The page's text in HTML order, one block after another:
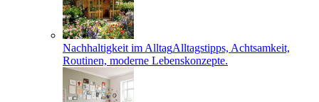
Nachhaltigkeit im AlltagAlltagstipps, Achtsamkeit,
Routinen, moderne Lebenskonzepte.